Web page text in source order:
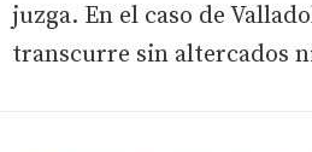
juzga. En el caso de
transcurre sin altercados